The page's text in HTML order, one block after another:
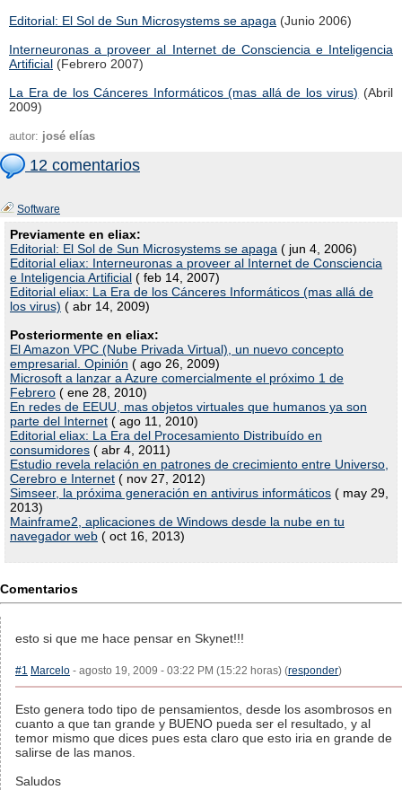
Editorial: El Sol de Sun Microsystems se apaga (Junio 2006)
Interneuronas a proveer al Internet de Consciencia e Inteligencia
Artificial (Febrero 2007)
La Era de los Cánceres Informáticos (mas allá de los virus) (Abril
2009)
autor: josé elías
12 comentarios
Software
Previamente en eliax:
Editorial: El Sol de Sun Microsystems se apaga ( jun 4, 2006)
Editorial eliax: Interneuronas a proveer al Internet de Consciencia
e Inteligencia Artificial ( feb 14, 2007)
Editorial eliax: La Era de los Cánceres Informáticos (mas allá de
los virus) ( abr 14, 2009)
Posteriormente en eliax:
El Amazon VPC (Nube Privada Virtual), un nuevo concepto
empresarial. Opinión ( ago 26, 2009)
Microsoft a lanzar a Azure comercialmente el próximo 1 de
Febrero ( ene 28, 2010)
En redes de EEUU, mas objetos virtuales que humanos ya son
parte del Internet ( ago 11, 2010)
Editorial eliax: La Era del Procesamiento Distribuído en
consumidores ( abr 4, 2011)
Estudio revela relación en patrones de crecimiento entre Universo,
Cerebro e Internet ( nov 27, 2012)
Simseer, la próxima generación en antivirus informáticos ( may 29,
2013)
Mainframe2, aplicaciones de Windows desde la nube en tu
navegador web ( oct 16, 2013)
Comentarios
esto si que me hace pensar en Skynet!!!
#1 Marcelo - agosto 19, 2009 - 03:22 PM (15:22 horas) (responder)
Esto genera todo tipo de pensamientos, desde los asombrosos en
cuanto a que tan grande y BUENO pueda ser el resultado, y al
temor mismo que dices pues esta claro que esto iria en grande de
salirse de las manos.
Saludos